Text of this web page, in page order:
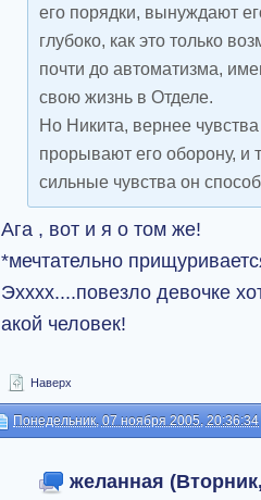
его порядки, вынуждают
глубоко, как это только
почти до автоматизма,
свою жизнь в Отделе.
Но Никита, вернее
прорывают его оборону, и
сильные чувства он
Ага , вот и я о том же!
*мечтательно
Эхххх....повезло девочке
акой человек!
Наверх
Понедельник, 07 ноября 2005, 20:36:34
желанная